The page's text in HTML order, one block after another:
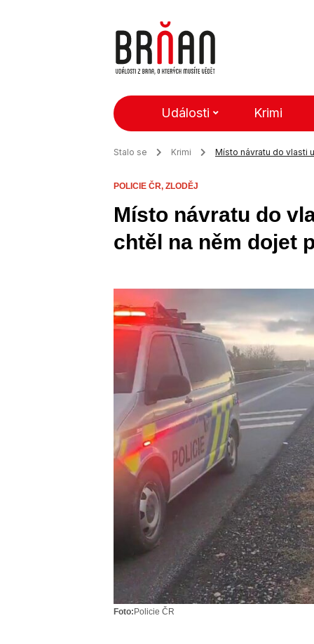
Události Krimi
Stalo se Krimi Místo návratu do vlasti
POLICIE ČR, ZLODĚJ
Místo návratu do
chtěl na něm dojet
Foto:Policie ČR